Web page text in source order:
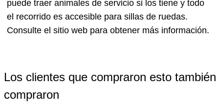
puede traer animales de servicio si los tiene y todo
el recorrido es accesible para sillas de ruedas.
Consulte el sitio web para obtener más información.
Los clientes que compraron esto también
compraron